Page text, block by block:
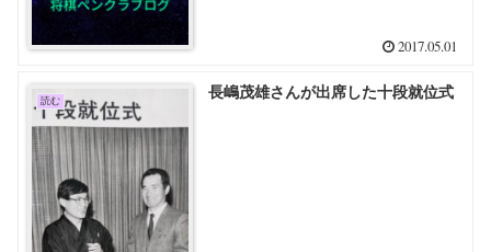
2017.05.01
読む 長嶋茂雄さんが出席した十段就位式